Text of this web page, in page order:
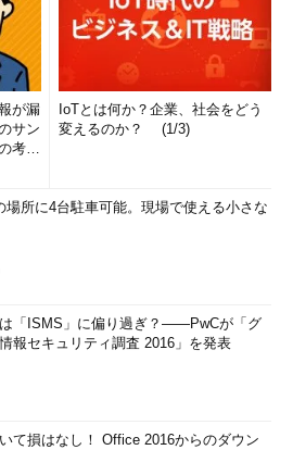
が漏
サン
考え
IoTとは何か？企業、社会をどう
変えるのか？ (1/3)
場所に4台駐車可能。現場で使える小さな
は「ISMS」に偏り過ぎ？――PwCが「グ
報セキュリティ調査 2016」を発表
て損はなし！ Office 2016からのダウン